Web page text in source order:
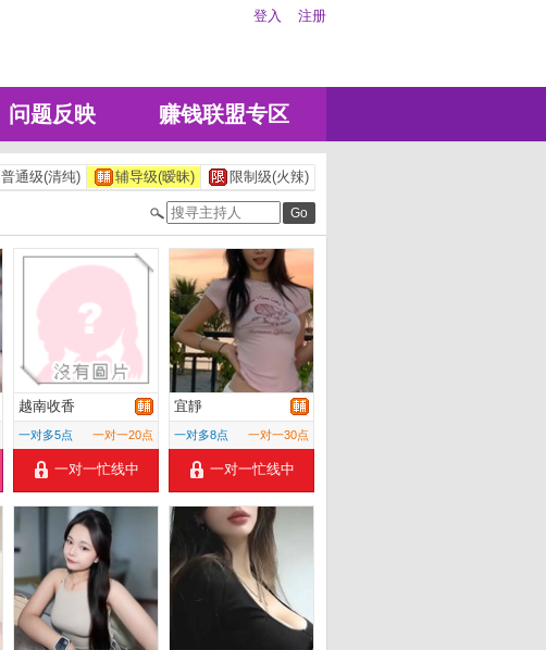
登入 注册
问题反映 赚钱联盟专区
普通级(清纯) 辅导级(暧昧) 限制级(火辣)
越南收香
一对多5点 一对一20点
一对一忙线中
宜靜
一对多8点 一对一30点
一对一忙线中